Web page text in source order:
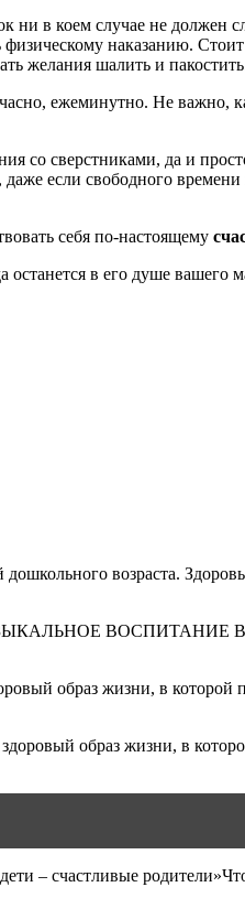
в коем случае не должен
наказанию.
желания шалить и
ежеминутно. Не важно,
со сверстниками, да и
если свободного времени
себя по-настоящему
останется в его душе
возраста.
МУЗЫКАЛЬНОЕ ВОСПИТАНИЕ
образ жизни, в которой
образ жизни, в
– счастливые